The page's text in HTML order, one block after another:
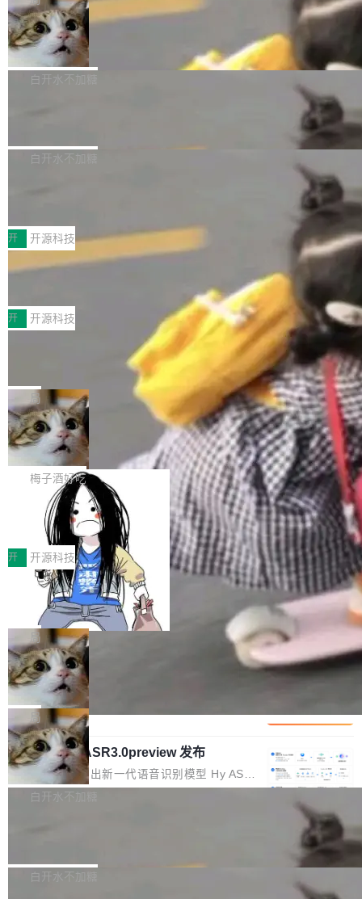
aDB 捕获 commit 之间的每一次操作，...
bet、微软以及 Meta 等传统科技巨头相比，Spa
ceXAI的资金消耗速度尤为引人瞩目。然而，支
撑庞大支出的资金来源却呈现出截然不同的面
貌。数据显示，微软和 Meta 主要依托充沛的经
1.2，驱动这个 agent 的新模型。一句话概括：
你可以用 curl -fsSL https://dev.meta.ai/install.
sh | bash 安装一个能在大项目里自动规划、写
代码、验证结果的 AI 终端工具。 据介绍，Muse
个主 agent 循环，外加一组后台 agent。这些后
美团开源 LoHoSearch，用知识图谱校
准 AI 能力认知
机器出题的前提，是让机器拥有全局视野。整个
构建流程可以分为四个环节：建图 → 控制难度
白开水不加糖
库，并将作为transport接入Mooncake TENT。
MPComm将作为一种传输引擎接入Mooncake T
ENT，实现零拷贝传输性能提升30%、非零拷贝
传输性能最高提升5倍。UCL-MPComm底层基
于自研UCL-Engine通信引擎，后续腾讯网平将
持续开源更多基于UCL-Engine的高性能通信组
件。 腾讯网平团队在UCL-MPComm中实现了一
个独立于业务线程的全局通信引擎（Engine），
白开水不加糖
型案例入选名单》，深信服“面向企业研发场景的
开源 AI 编程平台 CoStrict 应用”凭借卓越的技术
创新与落地成效成功入选。 全链路私有化部署，
助力企业AI研发安全落地 当前，越来越多企业已
经开始引入 AI Coding 工具，通过调用公有云模
型或企业内部部署模型提升研发效率。但随着 AI
Coding 从个人辅助工具逐步走向团队级、组织
级应用，企业在规模化落地过程中，对安全性、
可控性和代码质量提出了更高要求。 首先是数据
安全与合规要求。对于大多数普通研发场景，公
有云模型能够满足快速试用和效率提升的需求。
但对于金融、能源、医疗等对数据安全要求较...
开 开源科技
深信服AI算力网关入选工信部人工智能
前不久，工业和信息化部正式发布《2025年人工
智能应用典型案例名单》，集中展示人工智能在
各领域的应用成果，覆盖技术底座、行业赋能、
产品应用、支撑保障、专题等五大方向。深信服
AI算力网关（AI创新平台）成功入选！ 随着各行
各业的Agent走向规模化建设，算力构成形态逐
渐丰富，用户关注的重点也在发生变化：不只是
让AI用起来，还要进一步看清混合算力时代下，
Token花在哪里、算力是否被充分利用，以及持
续增长的AI成本该如何优化。 深信服AI算力网关
正是围绕这些实际问题，从Token治理和成本治
理两个方面，让用户的每一份算力都看得清、管
得住、用得稳、省得下、更安全！ 一、从现在开
始，Token使用一目...
开 开源科技
Jeff Dean 离开 Google：一个时代的结
束，一个实验室的开始
Google 员工编号 20。MapReduce 作者之一。
Bigtable 作者之一。TensorFlow 的作者之一。
Gemini 的架构师。Google 首席科学家。 Jeff D
ean 在 Google 工作了 27 年后，宣布离职。 他
不是一个人走。一同离开的还有 Sanjay Ghema
wat（Google 员工编号 23，Jeff Dean 二十多
年的编程搭档，MapReduce 和 Bigtable 的共同
作者）、Quoc Le（Google 大脑核心成员，Se
q2Seq 和 DocAI 的共同发明人）以及 Oriol Vin
yals（Gemini 联合负责人，AlphaSta...
局
🔥 SolonCode v2026.8.4 发布：界面
字体可调、22 种语言、记忆搜索增强
打开终端就能上岗的全中文编码智能体，这一轮
把「看得清、用母语、记得住」三件事一次补
齐。 SolonCode 是什么 SolonCode 是杭州无
耳科技研发的企业级终端编码智能体——一位全
中文驱动的数字员工，自主理解需求、规划步
骤、编写代码。不挑模型、不挑平台，curl 一行
装完即用。 开源地址：Gitee · GitCode · GitHu
b 安装 支持 Java 8+（8~26）、macOS / Linu
x / Windows / Harmony PC。 # macOS / Linu
x / Harmony PC curl -fsSL https://solon.noea
r.org/solon...
梅子酒好吃
让“代码语义理解”深度释放AI Coding
价值潜能：华为云码道（CodeArts）
代码仓技术解析
一、代码仓深度理解技术的作用与价值 在软件工
程实践中，代码仓是企业核心知识资产的主要载
体。企业级代码仓库通常包含数十万乃至数百万
个文件，其规模远超单次模型调用可承载的上下
文窗口。随着项目规模的持续扩张与代码历史的
不断累积，代码仓中的模块关系、接口契约、业
务逻辑等关键信息往往分散于数十乃至数百个文
件之中，形成高度复杂的知识关联网络。传统的
代码检索手段（如关键词匹配、目录遍历）仅能
在语法层面完成文本定位，难以触及代码的语义
内涵与结构关联，导致开发者使用代码智能体在
理解大规模代码仓时面临显著"代码仓理解"瓶
颈。 代码仓深度理解服务（以下简称" CodeBas
e深度理解服务"）是华为云码道（CodeA...
开 开源科技
一条“删库”命令跑 17 小时，算法工程
师删光 89TB 数据只为干私活
最高人民检察院8月4日公布了一起案件：北京一
名90后算法工程师王某，为了给自己接的私活腾
服务器空间，删光了公司AI游戏部门的全部核心
数据。 王某2024年1月入职东城区某科技公司AI
短剧部门，有互联网大厂背景。在公司内部架构
调整期间，部门三次通知全员将数据从A集群迁
移到B集群，王某都回复了"收到"。 他没有迁移
数据。2024年9月3日下午4点，他使用此前登录
的账号密码进入A集群，输入了一条被程序员圈
称为"删库跑路"的命令——最高管理员权限、无
自研的多个文生3D和...
局
Cloudflare 分享推理优化实践：KV ca
che 量化 + 权重压缩，吞吐量提升 4
1%，成本降 30%
Kimi 和 GLM 是当前最强的大模型系列之一，但
它们有一个共同的问题：太吃显存了。月之暗面
的 Kimi K 系列和智谱的 GLM 都是长上下文、M
oE 架构的大模型，好用到让人上瘾，但 GPU 显
存永远不够用。 Cloudflare 的 Workers AI 团队
一直在跑这些模型的推理。他们在官方博客上发
整性保护。效果是：吞吐量提升 41%，每 token
局
腾讯混元 Hy ASR3.0preview 发布
腾讯混元正式推出新一代语音识别模型 Hy ASR
3.0preview。基于最新一代大语言模型 Hy3 的
让语音识别不再只是听清，而是真正听懂。通过
白开水不加糖
新和少量网页兼容性修复版本。 Changes/fixe
白开水不加糖